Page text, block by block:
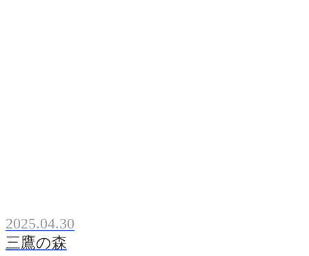
2025.04.30
三鷹の森